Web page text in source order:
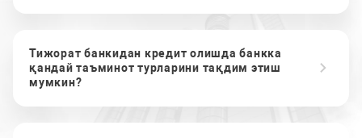
Тижорат банкидан кредит олишда банкка
қандай таъминот турларини тақдим этиш
мумкин?